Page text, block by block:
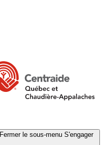
Fermer le sous-menu S'engager